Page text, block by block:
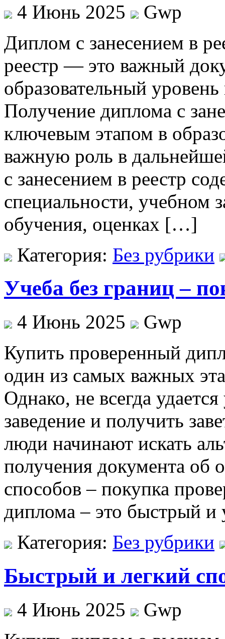
4 Июнь 2025
Gwp
Диплoм с зaнeсeниeм в
реестр — это важный
образовательный
Получение диплома с
ключевым этапом в
важную роль в
с занесением в реестр
специальности, учебном
обучения, оценках […]
Категория: Без рубрики
Учеба без границ –
4 Июнь 2025
Gwp
Купить прoвeрeнный
один из самых важных
Однако, не всегда
заведение и получить
люди начинают искать
получения документа об
способов – покупка
диплома – это быстрый
Категория: Без рубрики
Быстрый и легкий
4 Июнь 2025
Gwp